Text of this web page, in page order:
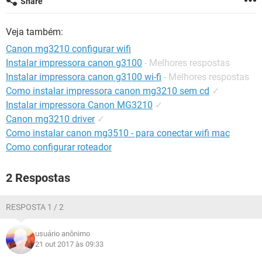
GUIA DE COMPRAS
Veja também:
Canon mg3210 configurar wifi
Instalar impressora canon g3100 - Melhores respostas
Instalar impressora canon g3100 wi-fi - Melhores respostas
Como instalar impressora canon mg3210 sem cd ✓
Instalar impressora Canon MG3210 ✓
Canon mg3210 driver ✓
Como instalar canon mg3510 - para conectar wifi mac
Como configurar roteador
2 Respostas
RESPOSTA 1 / 2
usuário anônimo
21 out 2017 às 09:33